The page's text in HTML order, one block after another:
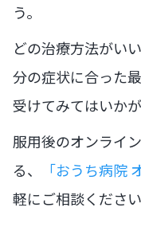
う。
どの治療方法がい
分の症状に合った
受けてみてはいか
服用後のオンライ
る、
「おうち病院
軽にご相談ください